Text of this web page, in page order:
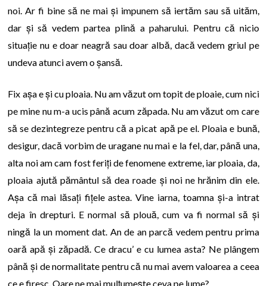
noi. Ar fi bine să ne mai și impunem să iertăm sau să uităm,
dar și să vedem partea plină a paharului. Pentru că nicio
situație nu e doar neagră sau doar albă, dacă vedem griul pe
undeva atunci avem o șansă.
Fix așa e și cu ploaia. Nu am văzut om topit de ploaie, cum nici
pe mine nu m-a ucis până acum zăpada. Nu am văzut om care
să se dezintegreze pentru că a picat apă pe el. Ploaia e bună,
desigur, dacă vorbim de uragane nu mai e la fel, dar, până una,
alta noi am cam fost feriți de fenomene extreme, iar ploaia, da,
ploaia ajută pământul să dea roade și noi ne hrănim din ele.
Așa că mai lăsați fițele astea. Vine iarna, toamna și-a intrat
deja în drepturi. E normal să plouă, cum va fi normal să și
ningă la un moment dat. An de an parcă vedem pentru prima
oară apă și zăpadă. Ce dracu’ e cu lumea asta? Ne plângem
până și de normalitate pentru că nu mai avem valoarea a ceea
ce e firesc. Oare ne mai mulțumește ceva pe lume?